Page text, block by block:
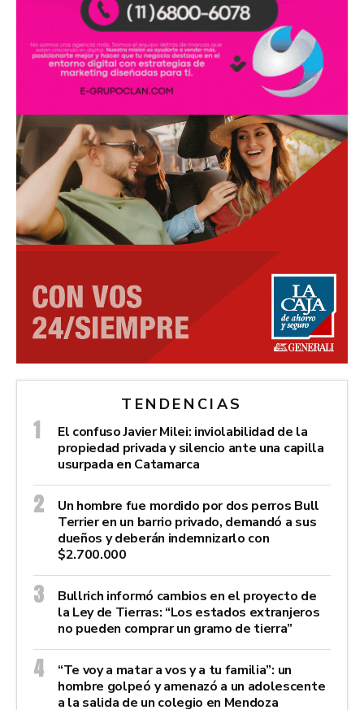
TENDENCIAS
El confuso Javier Milei: inviolabilidad de la
propiedad privada y silencio ante una capilla
usurpada en Catamarca
Un hombre fue mordido por dos perros Bull
Terrier en un barrio privado, demandó a sus
dueños y deberán indemnizarlo con
$2.700.000
Bullrich informó cambios en el proyecto de
la Ley de Tierras: “Los estados extranjeros
no pueden comprar un gramo de tierra”
“Te voy a matar a vos y a tu familia”: un
hombre golpeó y amenazó a un adolescente
a la salida de un colegio en Mendoza